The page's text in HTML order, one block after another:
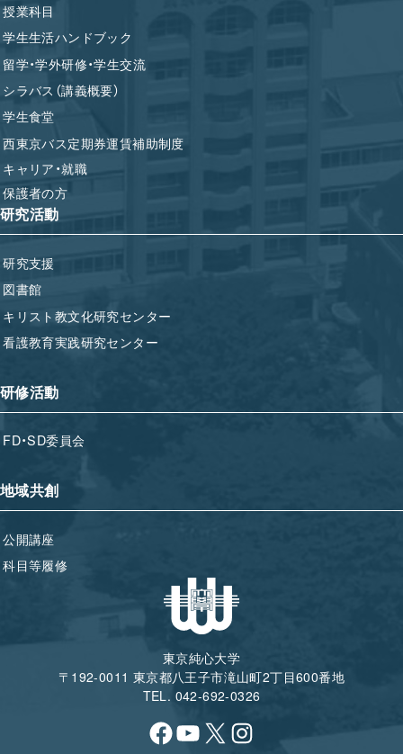
授業科目
学生生活ハンドブック
留学・学外研修・学生交流
シラバス（講義概要）
学生食堂
西東京バス定期券運賃補助制度
キャリア・就職
保護者の方
研究活動
研究支援
図書館
キリスト教文化研究センター
看護教育実践研究センター
研修活動
FD・SD委員会
地域共創
公開講座
科目等履修
東京純心大学
〒192-0011 東京都八王子市滝山町2丁目600番地
TEL. 042-692-0326
Facebook
YouTube
X Instagram